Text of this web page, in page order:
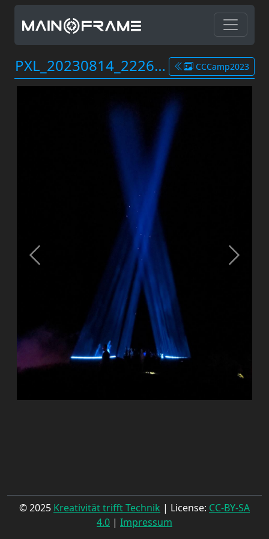
PXL_20230814_222634764.jpg CCCamp2023
© 2025 Kreativität trifft Technik | License: CC-BY-SA
4.0 | Impressum